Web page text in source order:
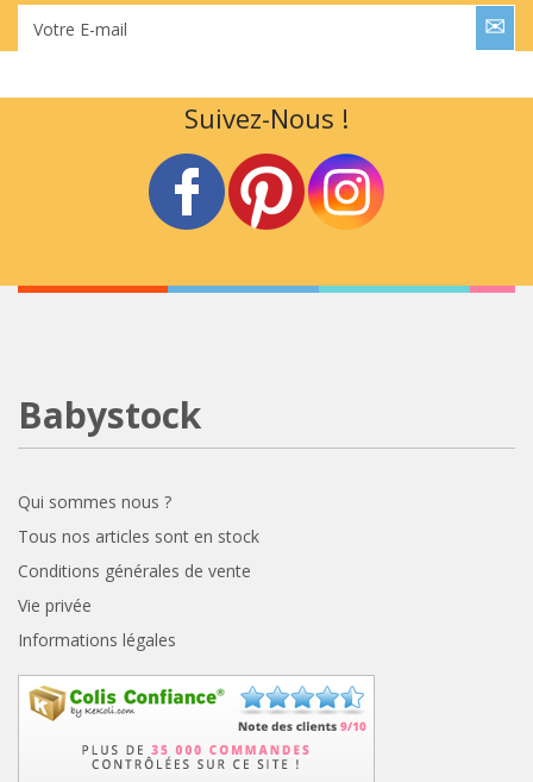
Votre E-mail
Suivez-Nous !
Babystock
Qui sommes nous ?
Tous nos articles sont en stock
Conditions générales de vente
Vie privée
Informations légales